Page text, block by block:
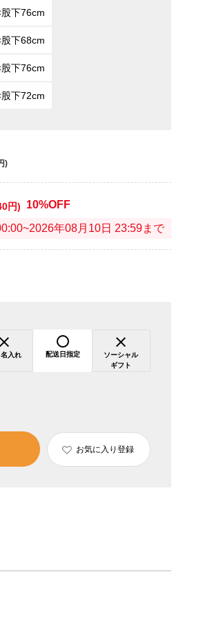
下76cm
下68cm
下76cm
下72cm
)
円) 10%OFF
年08月10日 23:59まで
入れ 配送日指定
ソーシャル
ギフト
お気に入り登録